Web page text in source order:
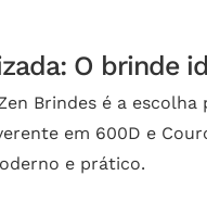
O brinde
Brindes é a
em 600D e
e prático.